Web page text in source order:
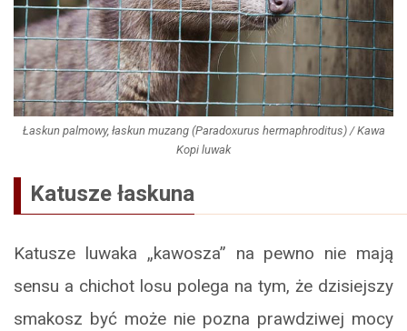
Łaskun palmowy, łaskun muzang (Paradoxurus hermaphroditus) / Kawa
Kopi luwak
Katusze łaskuna
Katusze luwaka „kawosza” na pewno nie mają
sensu a chichot losu polega na tym, że dzisiejszy
smakosz być może nie pozna prawdziwej mocy